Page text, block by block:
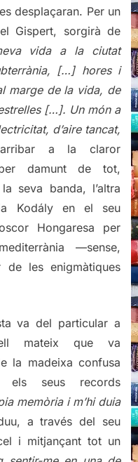
desplaçaran. Per un
Gispert, sorgirà de
vida a la ciutat
[…] hores i
marge de la vida, de
[…]. Un món a
d’aire tancat,
a la claror
damunt de tot,
seva banda, l’altra
Kodály en el seu
Hongaresa per
—sense,
de les enigmàtiques
va del particular a
mateix que va
la madeixa confusa
seus records
memòria i m’hi duia
a través del seu
i mitjançant tot un